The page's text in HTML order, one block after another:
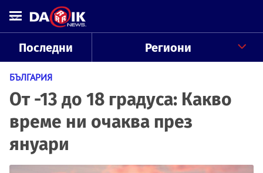
Последни Региони
БЪЛГАРИЯ
От -13 до 18 градуса: Какво
време ни очаква през
януари